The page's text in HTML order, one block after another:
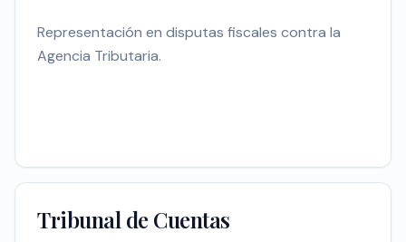
Representación en disputas fiscales contra la
Agencia Tributaria.
Tribunal de Cuentas